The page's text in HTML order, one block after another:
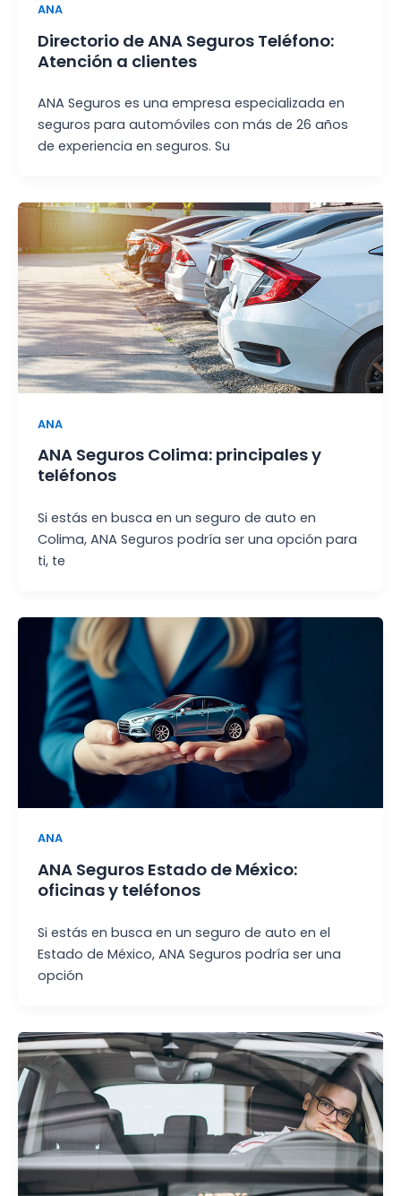
ANA
Directorio de ANA Seguros Teléfono:
Atención a clientes
ANA Seguros es una empresa especializada en
seguros para automóviles con más de 26 años
de experiencia en seguros. Su
ANA
ANA Seguros Colima: principales y
teléfonos
Si estás en busca en un seguro de auto en
Colima, ANA Seguros podría ser una opción para
ti, te
ANA
ANA Seguros Estado de México:
oficinas y teléfonos
Si estás en busca en un seguro de auto en el
Estado de México, ANA Seguros podría ser una
opción